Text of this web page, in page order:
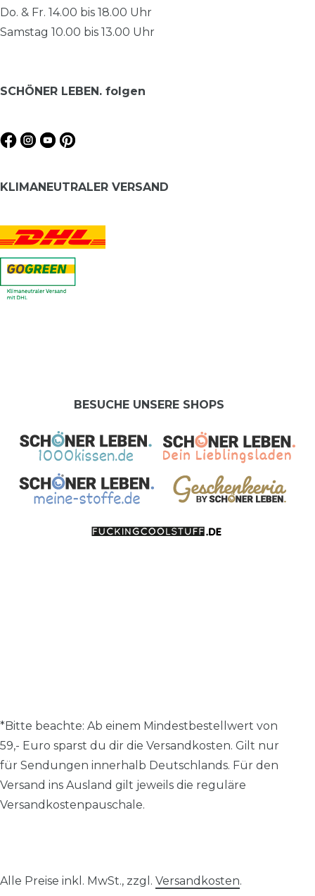
Do. & Fr. 14.00 bis 18.00 Uhr
Samstag 10.00 bis 13.00 Uhr
SCHÖNER LEBEN. folgen
KLIMANEUTRALER VERSAND
BESUCHE UNSERE SHOPS
*Bitte beachte: Ab einem Mindestbestellwert von
59,- Euro sparst du dir die Versandkosten. Gilt nur
für Sendungen innerhalb Deutschlands. Für den
Versand ins Ausland gilt jeweils die reguläre
Versandkostenpauschale.
Alle Preise inkl. MwSt., zzgl. Versandkosten.